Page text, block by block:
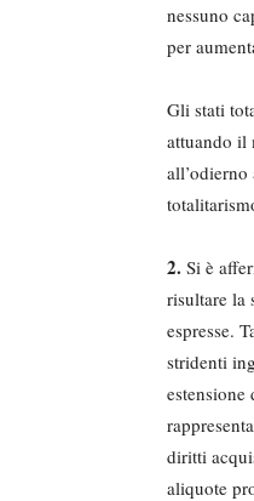
nessuno
per
Gli stati
attuando il
2. Si è
risultare la
espresse.
stridenti
diritti
aliquote